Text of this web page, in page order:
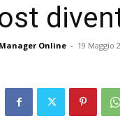
Online - 19 Maggio